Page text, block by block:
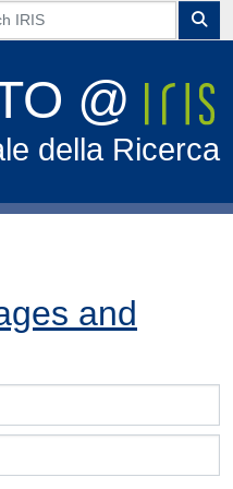
@
della Ricerca
and